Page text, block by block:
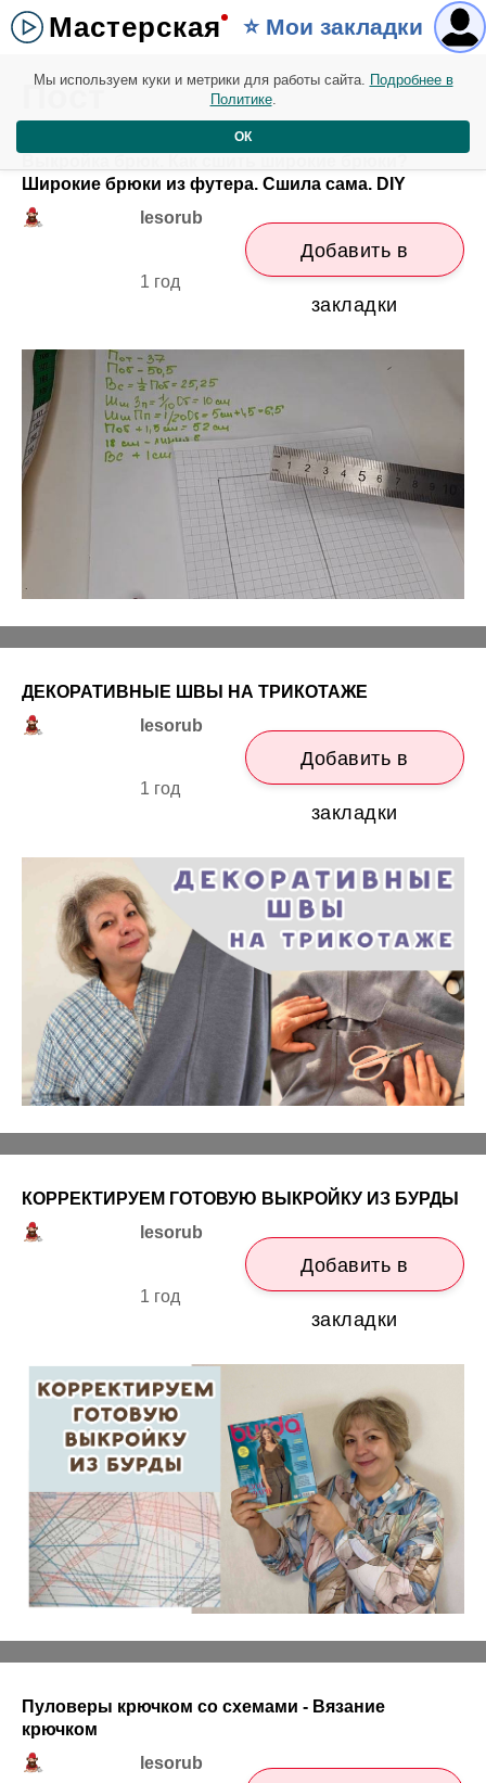
Мастерская ⭐️ Мои закладки
Пост
Широкие брюки из футера. Сшила сама. DIY
lesorub
1 год
Добавить в
закладки
ДЕКОРАТИВНЫЕ ШВЫ НА ТРИКОТАЖЕ
lesorub
1 год
Добавить в
закладки
КОРРЕКТИРУЕМ ГОТОВУЮ ВЫКРОЙКУ ИЗ БУРДЫ
lesorub
1 год
Добавить в
закладки
Пуловеры крючком со схемами - Вязание
крючком
lesorub
Мы используем куки и метрики для работы сайта. Подробнее в
Политике.
ОК